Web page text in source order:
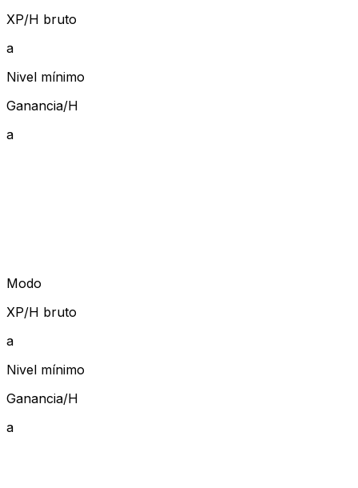
XP/H bruto
a
Nivel mínimo
Ganancia/H
a
Modo
XP/H bruto
a
Nivel mínimo
Ganancia/H
a